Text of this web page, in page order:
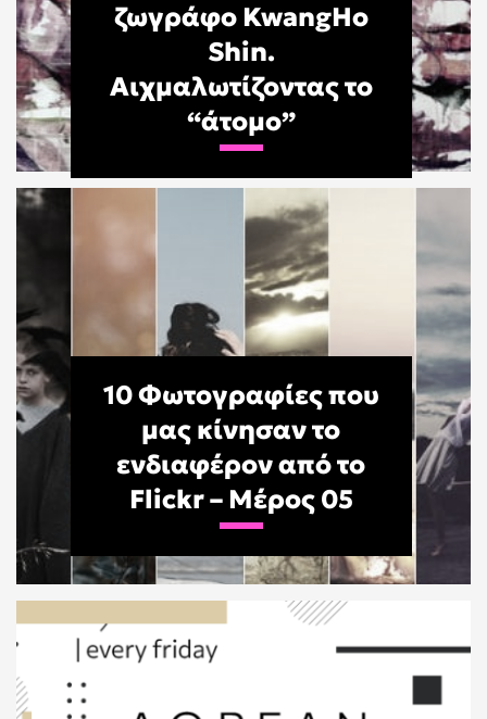
ζωγράφο KwangHo
Shin.
Αιχμαλωτίζοντας το
“άτομο”
10 Φωτογραφίες που
μας κίνησαν το
ενδιαφέρον από το
Flickr – Μέρος 05